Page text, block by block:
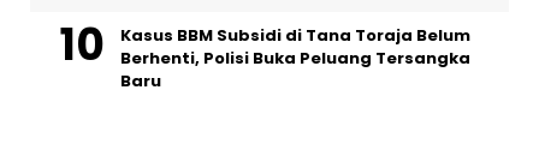
Kasus BBM Subsidi di Tana Toraja Belum
Berhenti, Polisi Buka Peluang Tersangka
Baru